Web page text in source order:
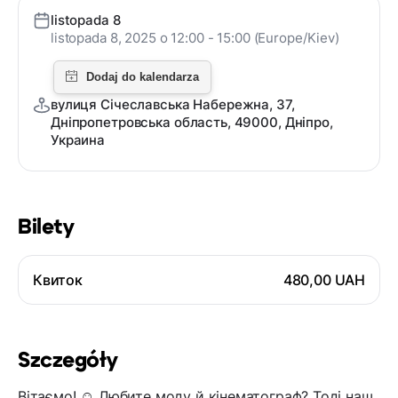
Bilety
Квиток 480,00 UAH
Szczegóły
listopada 8
listopada 8, 2025 o 12:00 - 15:00 (Europe/Kiev)
вулиця Січеславська Набережна, 37,
Дніпропетровська область, 49000, Дніпро,
Украина